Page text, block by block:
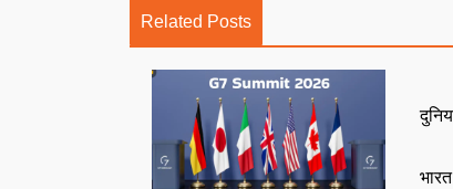
Related Posts